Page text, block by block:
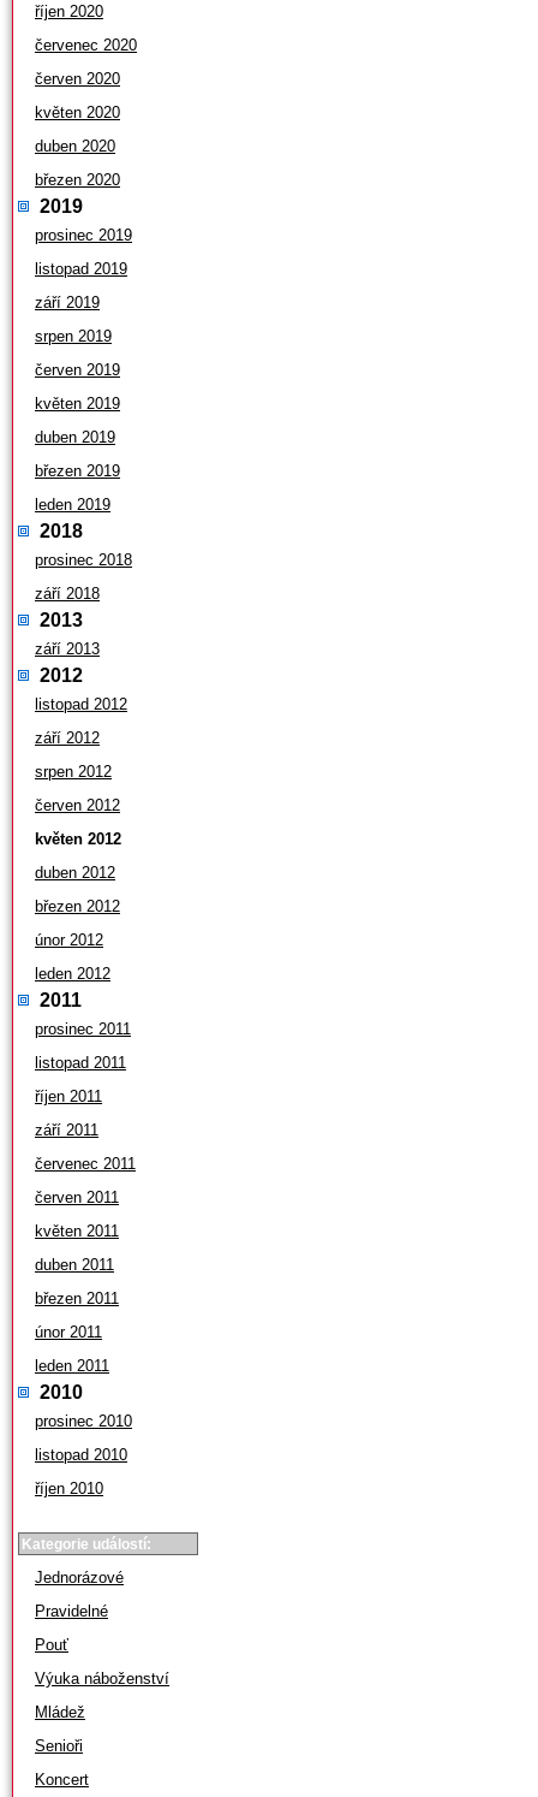
říjen 2020
červenec 2020
červen 2020
květen 2020
duben 2020
březen 2020
2019
prosinec 2019
listopad 2019
září 2019
srpen 2019
červen 2019
květen 2019
duben 2019
březen 2019
leden 2019
2018
prosinec 2018
září 2018
2013
září 2013
2012
listopad 2012
září 2012
srpen 2012
červen 2012
květen 2012
duben 2012
březen 2012
únor 2012
leden 2012
2011
prosinec 2011
listopad 2011
říjen 2011
září 2011
červenec 2011
červen 2011
květen 2011
duben 2011
březen 2011
únor 2011
leden 2011
2010
prosinec 2010
listopad 2010
říjen 2010
Kategorie událostí:
Jednorázové
Pravidelné
Pouť
Výuka náboženství
Mládež
Senioři
Koncert